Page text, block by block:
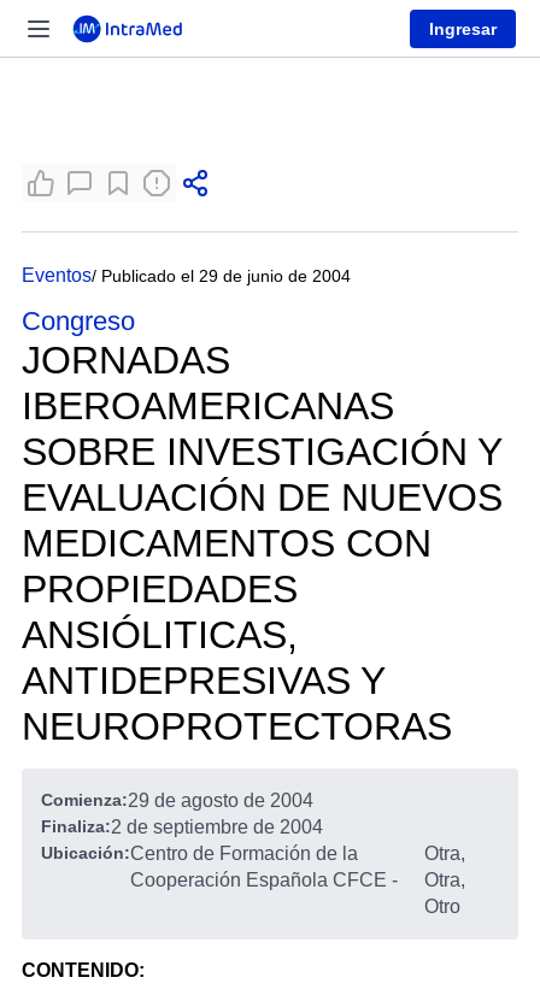
Ingresar
Eventos/ Publicado el 29 de junio de 2004
Congreso
JORNADAS
IBEROAMERICANAS
SOBRE INVESTIGACIÓN Y
EVALUACIÓN DE NUEVOS
MEDICAMENTOS CON
PROPIEDADES
ANSIÓLITICAS,
ANTIDEPRESIVAS Y
NEUROPROTECTORAS
Comienza:29 de agosto de 2004
Finaliza:2 de septiembre de 2004
Ubicación:Centro de Formación de la
Cooperación Española CFCE -
Otra,
Otra,
Otro
CONTENIDO: